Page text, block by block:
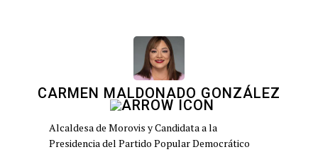
CARMEN MALDONADO GONZÁLEZ
Alcaldesa de Morovis y Candidata a la
Presidencia del Partido Popular Democrático